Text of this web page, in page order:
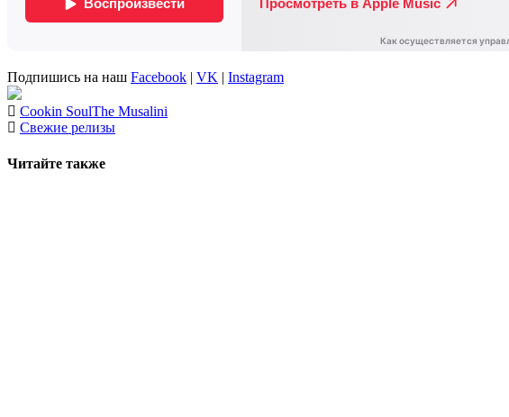
Подпишись на наш Facebook | VK | Instagram
Cookin SoulThe Musalini
Свежие релизы
Читайте также